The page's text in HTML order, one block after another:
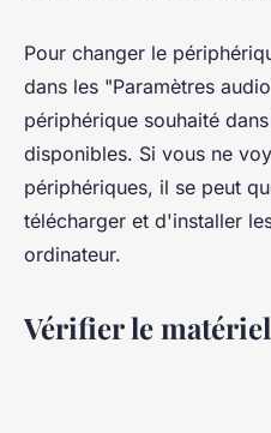
Pour changer le
dans les "Paramètres
périphérique souhaité
disponibles. Si vous ne
périphériques, il se peut
télécharger et d'installer
ordinateur.
Vérifier le matériel